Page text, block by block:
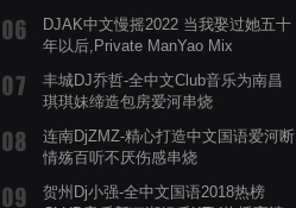
DJAK中文慢摇2022 当我娶过她五十
年以后,Private ManYao Mix
丰城DJ乔哲-全中文Club音乐为南昌
琪琪妹缔造包房爱河串烧
连南DjZMZ-精心打造中文国语爱河断
情殇百听不厌伤感串烧
贺州Dj小强-全中文国语2018热榜